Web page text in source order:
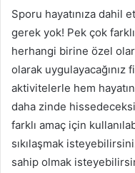
Sporu hayatınıza dahil
gerek yok! Pek çok
herhangi birine özel
olarak
aktivitelerle hem
daha zinde
farklı amaç için
sıkılaşmak
sahip olmak